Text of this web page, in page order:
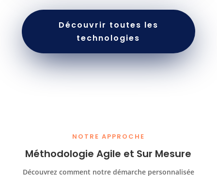
Découvrir toutes les
technologies
NOTRE APPROCHE
Méthodologie Agile et Sur Mesure
Découvrez comment notre démarche personnalisée